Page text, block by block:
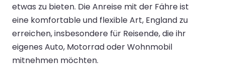
etwas zu bieten. Die Anreise mit der Fähre ist
eine komfortable und flexible Art, England zu
erreichen, insbesondere für Reisende, die ihr
eigenes Auto, Motorrad oder Wohnmobil
mitnehmen möchten.